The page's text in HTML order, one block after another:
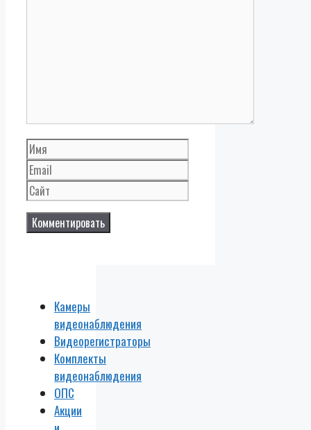
Имя
Камеры
видеонаблюдения
Видеорегистраторы
Комплекты
видеонаблюдения
ОПС
Акции